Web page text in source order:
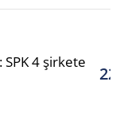
4 şirkete